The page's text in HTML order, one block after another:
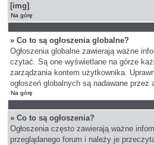
[img] .
Na górę
» Co to są ogłoszenia globalne?
Ogłoszenia globalne zawierają ważne
czytać. Są one wyświetlane na górze
zarządzania kontem użytkownika.
ogłoszeń globalnych są nadawane przez
Na górę
» Co to są ogłoszenia?
Ogłoszenia często zawierają ważne
przeglądanego forum i należy je